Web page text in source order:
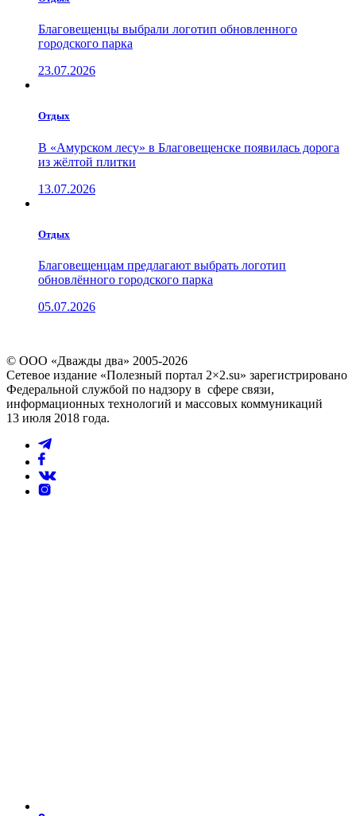
Благовещенцы выбрали логотип обновленного
городского парка
23.07.2026
Отдых
В «Амурском лесу» в Благовещенске появилась дорога
из жёлтой плитки
13.07.2026
Отдых
Благовещенцам предлагают выбрать логотип
обновлённого городского парка
05.07.2026
© ООО «Дважды два» 2005-2026
Сетевое издание «Полезный портал 2×2.su» зарегистрировано
Федеральной службой по надзору в сфере связи,
информационных технологий и массовых коммуникаций
13 июля 2018 года.